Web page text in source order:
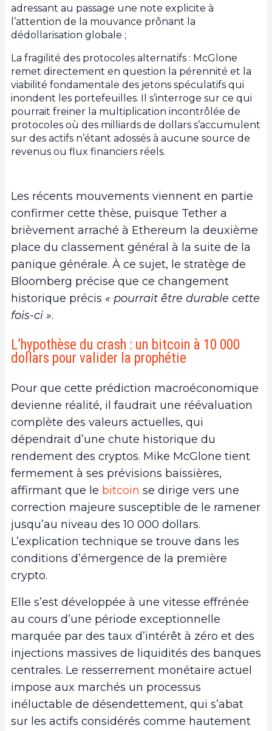
adressant au passage une note explicite à
l’attention de la mouvance prônant la
dédollarisation globale ;
La fragilité des protocoles alternatifs : McGlone
remet directement en question la pérennité et la
viabilité fondamentale des jetons spéculatifs qui
inondent les portefeuilles. Il s’interroge sur ce qui
pourrait freiner la multiplication incontrôlée de
protocoles où des milliards de dollars s’accumulent
sur des actifs n’étant adossés à aucune source de
revenus ou flux financiers réels.
Les récents mouvements viennent en partie
confirmer cette thèse, puisque Tether a
brièvement arraché à Ethereum la deuxième
place du classement général à la suite de la
panique générale. À ce sujet, le stratège de
Bloomberg précise que ce changement
historique précis « pourrait être durable cette
fois-ci ».
L’hypothèse du crash : un bitcoin à 10 000
dollars pour valider la prophétie
Pour que cette prédiction macroéconomique
devienne réalité, il faudrait une réévaluation
complète des valeurs actuelles, qui
dépendrait d’une chute historique du
rendement des cryptos. Mike McGlone tient
fermement à ses prévisions baissières,
affirmant que le bitcoin se dirige vers une
correction majeure susceptible de le ramener
jusqu’au niveau des 10 000 dollars.
L’explication technique se trouve dans les
conditions d’émergence de la première
crypto.
Elle s’est développée à une vitesse effrénée
au cours d’une période exceptionnelle
marquée par des taux d’intérêt à zéro et des
injections massives de liquidités des banques
centrales. Le resserrement monétaire actuel
impose aux marchés un processus
inéluctable de désendettement, qui s’abat
sur les actifs considérés comme hautement